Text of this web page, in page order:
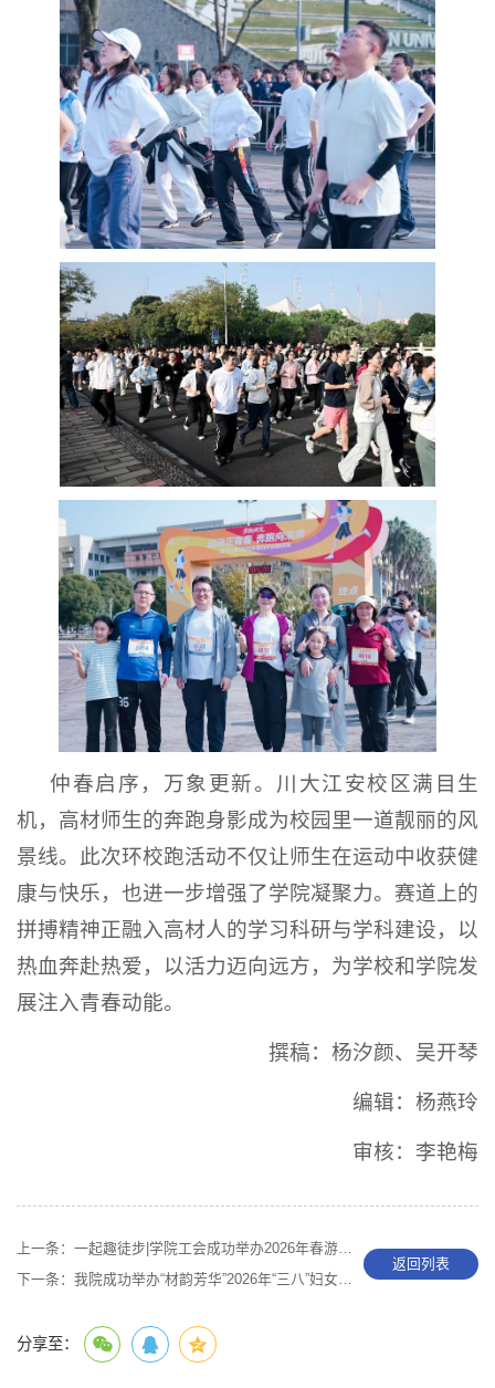
仲春启序，万象更新。川大江安校区满目生
机，高材师生的奔跑身影成为校园里一道靓丽的风
景线。此次环校跑活动不仅让师生在运动中收获健
康与快乐，也进一步增强了学院凝聚力。赛道上的
拼搏精神正融入高材人的学习科研与学科建设，以
热血奔赴热爱，以活力迈向远方，为学校和学院发
展注入青春动能。
撰稿：杨汐颜、吴开琴
编辑：杨燕玲
审核：李艳梅
上一条： 一起趣徒步|学院工会成功举办2026年春游活动
下一条： 我院成功举办“材韵芳华”2026年“三八”妇女节活动
返回列表
分享至：